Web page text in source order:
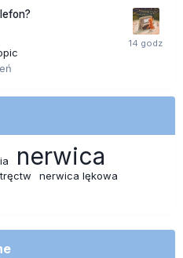
nerwica
nerwica lękowa